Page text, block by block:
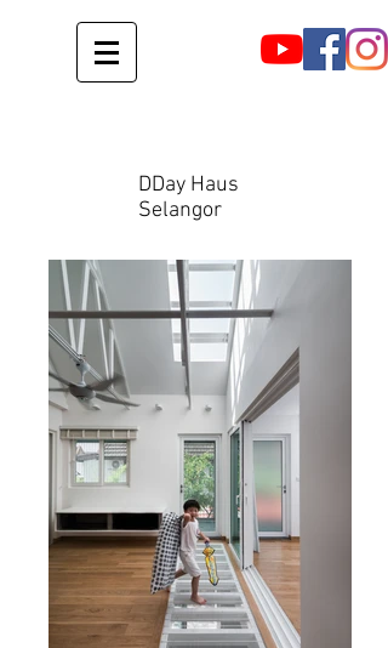
DDay Haus
Selangor